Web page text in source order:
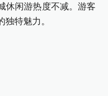
休闲游热度不减。游客
特魅力。